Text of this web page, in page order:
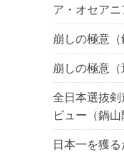
ア・オセアニ
崩しの極意（
崩しの極意（
全日本選抜
ビュー（鍋山
日本一を獲る